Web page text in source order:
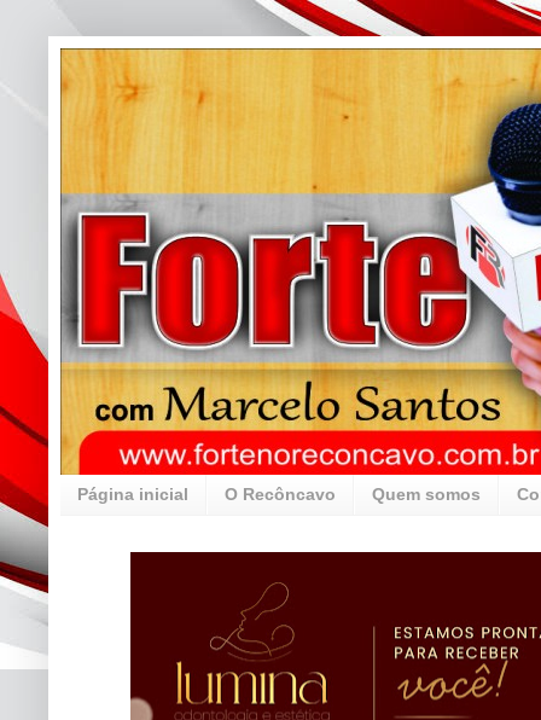
Página inicial O Recôncavo Quem somos